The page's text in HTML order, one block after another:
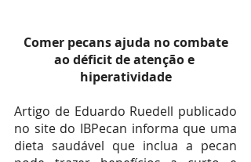
ao déficit de atenção e
hiperatividade
Artigo de Eduardo Ruedell publicado
no site do IBPecan informa que uma
dieta saudável que inclua a pecan